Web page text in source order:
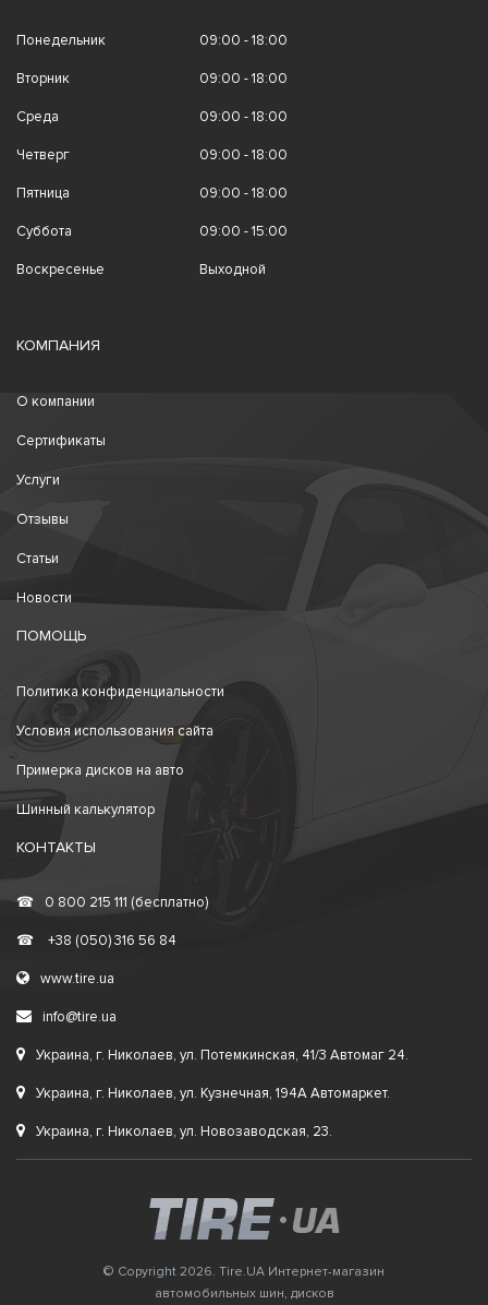
Понедельник 09:00 - 18:00
Вторник 09:00 - 18:00
Среда 09:00 - 18:00
Четверг 09:00 - 18:00
Пятница 09:00 - 18:00
Суббота 09:00 - 15:00
Воскресенье Выходной
КОМПАНИЯ
О компании
Сертификаты
Услуги
Отзывы
Статьи
Новости
ПОМОЩЬ
Политика конфиденциальности
Условия использования сайта
Примерка дисков на авто
Шинный калькулятор
КОНТАКТЫ
☎ 0 800 215 111 (бесплатно)
☎ +38 (050) 316 56 84
www.tire.ua
info@tire.ua
Украина, г. Николаев, ул. Потемкинская, 41/3 Автомаг 24.
Украина, г. Николаев, ул. Кузнечная, 194А Автомаркет.
Украина, г. Николаев, ул. Новозаводская, 23.
© Copyright 2026. Tire.UA Интернет-магазин
автомобильных шин, дисков